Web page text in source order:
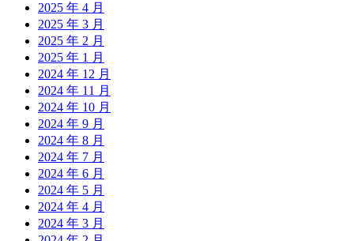
2025 年 4 月
2025 年 3 月
2025 年 2 月
2025 年 1 月
2024 年 12 月
2024 年 11 月
2024 年 10 月
2024 年 9 月
2024 年 8 月
2024 年 7 月
2024 年 6 月
2024 年 5 月
2024 年 4 月
2024 年 3 月